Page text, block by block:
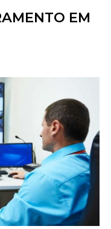
tempo real
EM